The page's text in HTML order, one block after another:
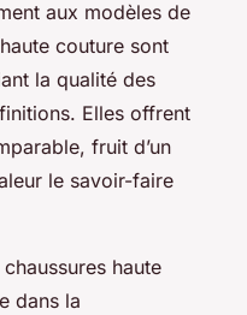
aux modèles de
couture sont
la qualité des
Elles offrent
fruit d’un
le savoir-faire
haute
dans la